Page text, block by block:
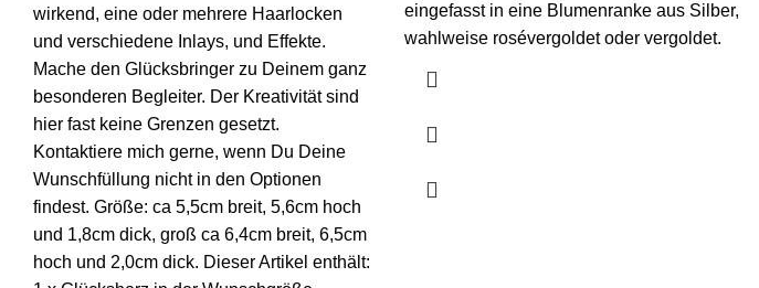
wirkend, eine oder mehrere Haarlocken
und verschiedene Inlays, und Effekte.
Mache den Glücksbringer zu Deinem ganz
besonderen Begleiter. Der Kreativität sind
hier fast keine Grenzen gesetzt.
Kontaktiere mich gerne, wenn Du Deine
Wunschfüllung nicht in den Optionen
findest. Größe: ca 5,5cm breit, 5,6cm hoch
und 1,8cm dick, groß ca 6,4cm breit, 6,5cm
hoch und 2,0cm dick. Dieser Artikel enthält:
eingefasst in eine Blumenranke aus Silber,
wahlweise rosévergoldet oder vergoldet.